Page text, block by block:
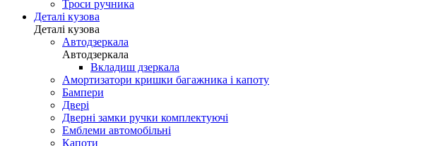
Троси ручника
Деталі кузова
Деталі кузова
Автодзеркала
Автодзеркала
Вкладиш дзеркала
Амортизатори кришки багажника і капоту
Бампери
Двері
Дверні замки ручки комплектуючі
Емблеми автомобільні
Капоти